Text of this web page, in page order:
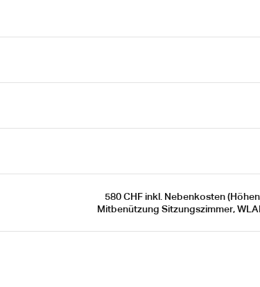
580 CHF inkl. Nebenkosten
Mitbenützung Sitzungszimmer,